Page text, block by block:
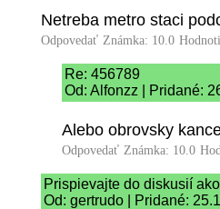
Netreba metro staci
Odpovedať Známka: 10.0
Re: 456789
Od: Alfonzz | Pridané:
Alebo obrovsky
Odpovedať Známka: 10.0
Prispievajte do diskusií
Od: gertrudo | Pridané: